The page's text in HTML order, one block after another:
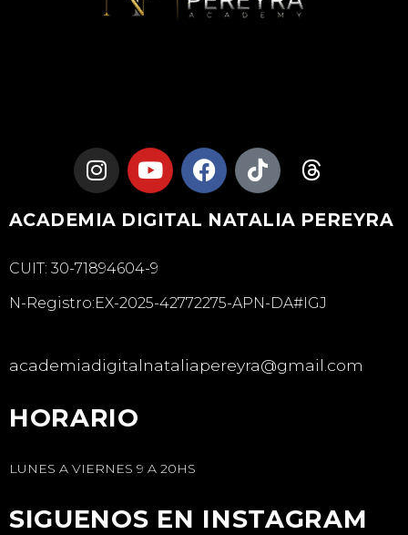
ACADEMIA DIGITAL NATALIA PEREYRA
CUIT: 30-71894604-9
N-Registro:EX-2025-42772275-APN-DA#IGJ
academiadigitalnataliapereyra@gmail.com
HORARIO
LUNES A VIERNES 9 A 20HS
SIGUENOS EN INSTAGRAM